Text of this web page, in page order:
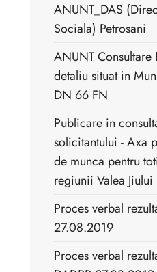
ANUNT_DAS
Sociala) Petrosani
ANUNT
detaliu situat in
DN 66 FN
Publicare in
solicitantului - Axa
de munca pentru
regiunii Valea Jiului
Proces verbal
27.08.2019
Proces verbal